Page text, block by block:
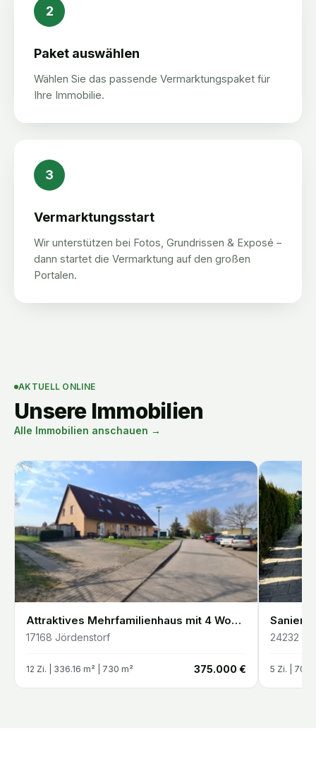
2
Paket auswählen
Wählen Sie das passende Vermarktungspaket für
Ihre Immobilie.
3
Vermarktungsstart
Wir unterstützen bei Fotos, Grundrissen & Exposé –
dann startet die Vermarktung auf den großen
Portalen.
AKTUELL ONLINE
Unsere Immobilien
Alle Immobilien anschauen →
Attraktives Mehrfamilienhaus mit 4 Wohneinheiten Vollvermietet & gepflegt
17168 Jördenstorf
12 Zi. | 336.16 m² | 730 m² 375.000 €
24232
5 Zi. | 70